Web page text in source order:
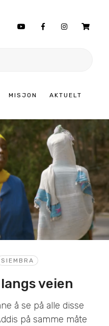
MISJON AKTUELT
SIEMBRA
veien
å se på alle disse
på samme måte